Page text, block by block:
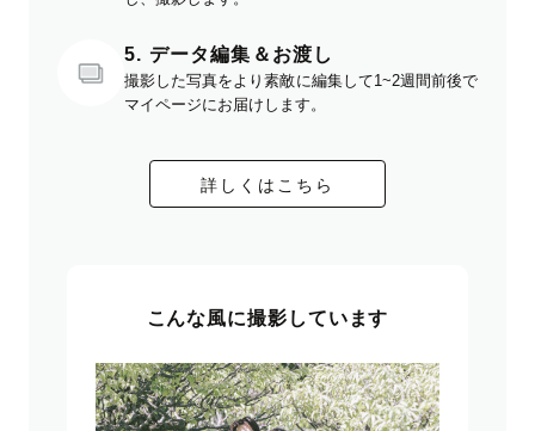
5. データ編集＆お渡し
撮影した写真をより素敵に編集して1~2週間前後で
マイページにお届けします。
詳しくはこちら
こんな風に撮影しています